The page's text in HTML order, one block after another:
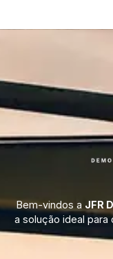
Bem-vindos a JFR
a solução ideal para